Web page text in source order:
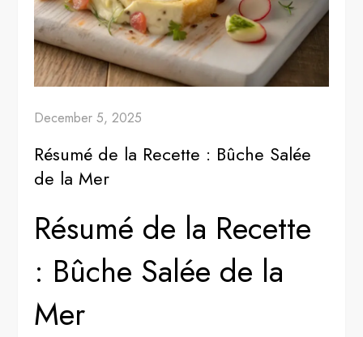
December 5, 2025
Résumé de la Recette : Bûche Salée
de la Mer
Résumé de la Recette
: Bûche Salée de la
Mer